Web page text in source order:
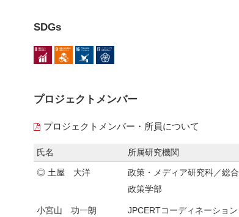
SDGs
プロジェクトメンバー
プロジェクトメンバー・所員について
氏名 所属研究機関
◎ 土屋 大洋
政策・メディア研究科／総合
政策学部
小宮山 功一朗
JPCERTコーディネーション